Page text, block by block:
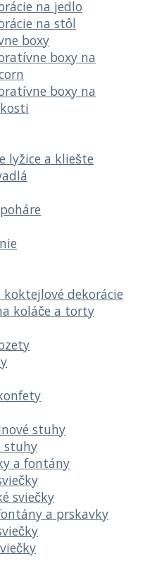
na jedlo
na stôl
boxy
boxy na
boxy na
lyžice a kliešte
koktejlové dekorácie
koláče a torty
stuhy
stuhy
a fontány
sviečky
a prskavky